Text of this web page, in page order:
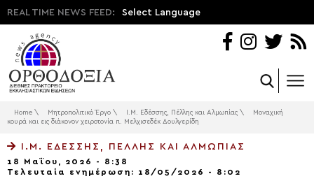
REAL TIME NEWS FEED: Select Language
Home \ Μητροπολιτικό Έργο \ Ι.Μ. Εδέσσης, Πέλλης και Αλμωπίας \
Μοναχική
κουρά και εις διάκονον χειροτονία π. Μελχισεδέκ Δουλγερίδη
Ι.Μ. ΕΔΈΣΣΗΣ, ΠΈΛΛΗΣ ΚΑΙ ΑΛΜΩΠΊΑΣ
18 Μαΐου, 2026 - 8:38
Τελευταία ενημέρωση: 18/05/2026 - 8:02